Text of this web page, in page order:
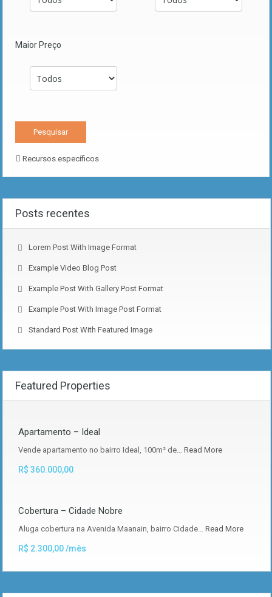
Maior Preço
Recursos específicos
Posts recentes
Lorem Post With Image Format
Example Video Blog Post
Example Post With Gallery Post Format
Example Post With Image Post Format
Standard Post With Featured Image
Featured Properties
Apartamento – Ideal
Vende apartamento no bairro Ideal, 100m² de… Read More
R$ 360.000,00
Cobertura – Cidade Nobre
Aluga cobertura na Avenida Maanain, bairro Cidade… Read More
R$ 2.300,00 /mês